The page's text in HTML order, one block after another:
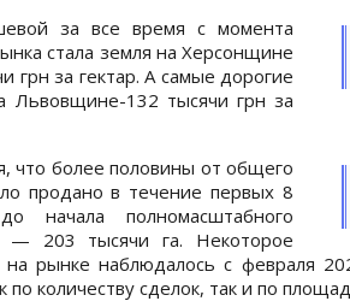
за все время с момента
стала земля на Херсонщине
грн за гектар. А самые дорогие
Львовщине-132 тысячи грн за
что более половины от общего
продано в течение первых 8
начала полномасштабного
— 203 тысячи га. Некоторое
рынке наблюдалось с февраля
по количеству сделок, так и по